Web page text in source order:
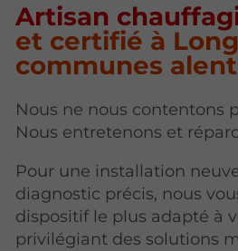
Artisan
et certifié à
communes
Nous ne nous contentons
Nous entretenons et
Pour une installation
diagnostic précis, nous
dispositif le plus adapté à
privilégiant des solutions